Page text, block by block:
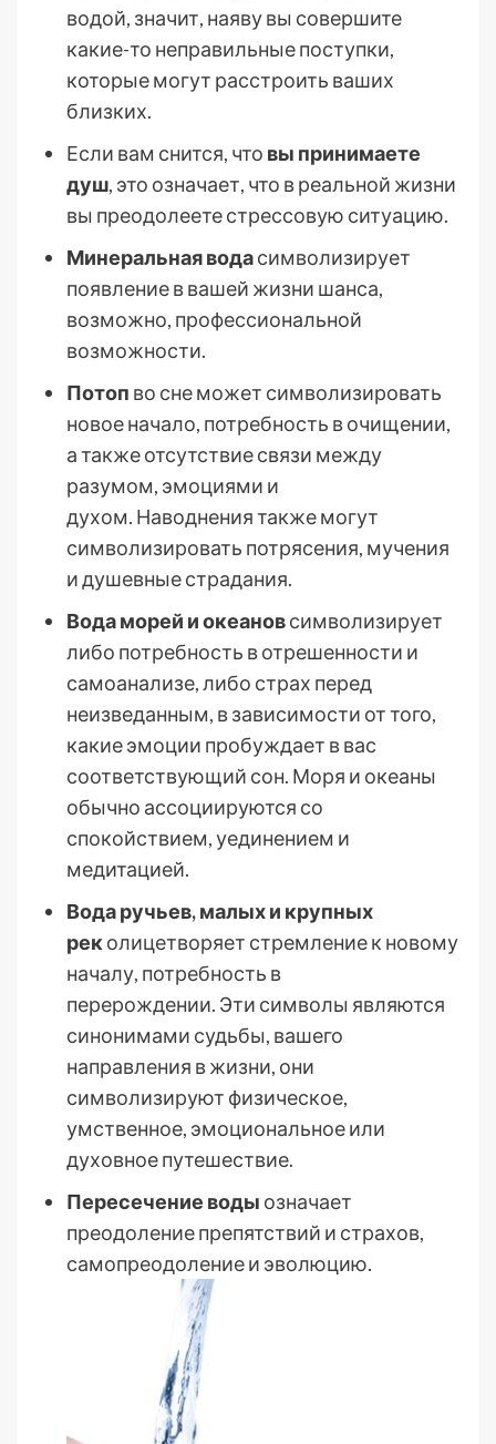
водой, значит, наяву вы совершите
какие-то неправильные поступки,
которые могут расстроить ваших
близких.
Если вам снится, что вы принимаете
душ, это означает, что в реальной жизни
вы преодолеете стрессовую ситуацию.
Минеральная водасимволизирует
появление в вашей жизни шанса,
возможно, профессиональной
возможности.
Потоп во сне может символизировать
новое начало, потребность в очищении,
а также отсутствие связи между
разумом, эмоциями и
духом. Наводнения также могут
символизировать потрясения, мучения
и душевные страдания.
Вода морей и океановсимволизирует
либо потребность в отрешенности и
самоанализе, либо страх перед
неизведанным, в зависимости от того,
какие эмоции пробуждает в вас
соответствующий сон. Моря и океаны
обычно ассоциируются со
спокойствием, уединением и
медитацией.
Вода ручьев, малых и крупных
реколицетворяет стремление к новому
началу, потребность в
перерождении. Эти символы являются
синонимами судьбы, вашего
направления в жизни, они
символизируют физическое,
умственное, эмоциональное или
духовное путешествие.
Пересечение воды означает
преодоление препятствий и страхов,
самопреодоление и эволюцию.